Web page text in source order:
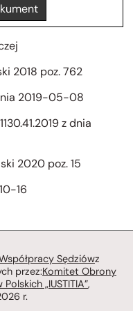
2018 poz. 762
2019-05-08
z dnia
2020 poz. 15
16
Sędziówz
przez:Komitet Obrony
„IUSTITIA”,
r.